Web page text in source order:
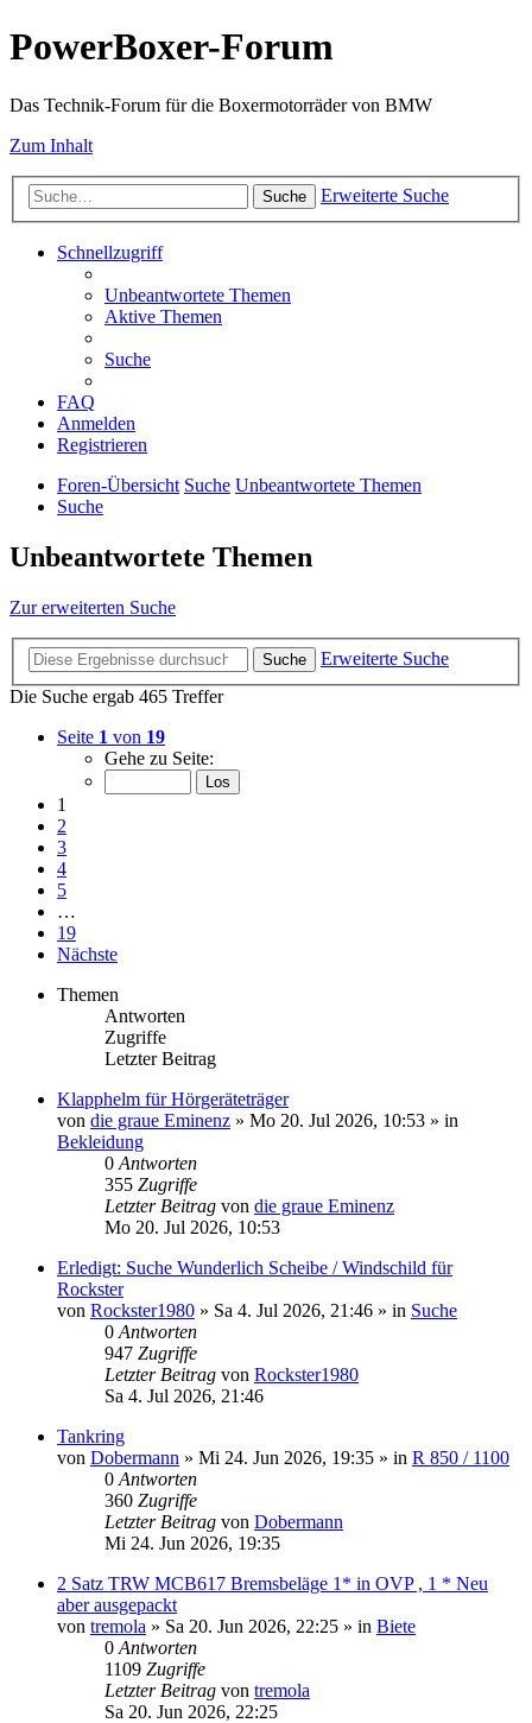
PowerBoxer-Forum
Das Technik-Forum für die Boxermotorräder von BMW
Zum Inhalt
Suche Erweiterte Suche
Schnellzugriff
Unbeantwortete Themen
Aktive Themen
Suche
FAQ
Anmelden
Registrieren
Foren-Übersicht Suche Unbeantwortete Themen
Suche
Unbeantwortete Themen
Zur erweiterten Suche
Suche
Erweiterte Suche
Die Suche ergab 465 Treffer
Seite 1 von 19
Gehe zu Seite:
1
2
3
4
5
…
19
Nächste
Themen
Antworten
Zugriffe
Letzter Beitrag
Klapphelm für Hörgeräteträger
von die graue Eminenz » Mo 20. Jul 2026, 10:53 » in
Bekleidung
0 Antworten
355 Zugriffe
Letzter Beitrag von die graue Eminenz
Mo 20. Jul 2026, 10:53
Erledigt: Suche Wunderlich Scheibe / Windschild für
Rockster
von Rockster1980 » Sa 4. Jul 2026, 21:46 » in Suche
0 Antworten
947 Zugriffe
Letzter Beitrag von Rockster1980
Sa 4. Jul 2026, 21:46
Tankring
von Dobermann » Mi 24. Jun 2026, 19:35 » in R 850 / 1100
0 Antworten
360 Zugriffe
Letzter Beitrag von Dobermann
Mi 24. Jun 2026, 19:35
2 Satz TRW MCB617 Bremsbeläge 1* in OVP , 1 * Neu
aber ausgepackt
von tremola » Sa 20. Jun 2026, 22:25 » in Biete
0 Antworten
1109 Zugriffe
Letzter Beitrag von tremola
Sa 20. Jun 2026, 22:25